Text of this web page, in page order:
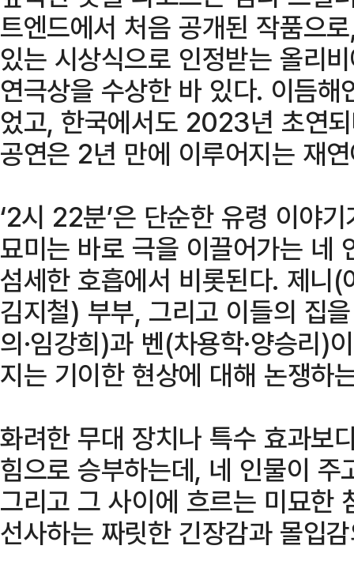
트엔드에서 처음 공개된 작품으
있는 시상식으로 인정받는 올리
연극상을 수상한 바 있다. 이듬
었고, 한국에서도 2023년 초연
공연은 2년 만에 이루어지는 재
‘2시 22분’은 단순한 유령 이야
묘미는 바로 극을 이끌어가는 네
섬세한 호흡에서 비롯된다. 제니(
김지철) 부부, 그리고 이들의 집
의·임강희)과 벤(차용학·양승리)
지는 기이한 현상에 대해 논쟁하
화려한 무대 장치나 특수 효과보
힘으로 승부하는데, 네 인물이
그리고 그 사이에 흐르는 미묘한
선사하는 짜릿한 긴장감과 몰입